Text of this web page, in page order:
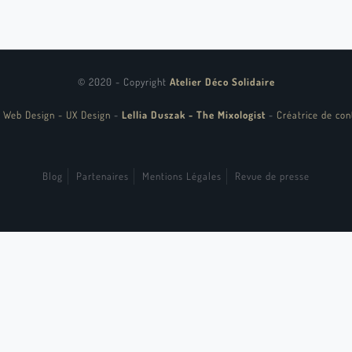
© 2020 - Copyright Atelier Déco Solidaire
Design - UX Design - Lellia Duszak - The Mixologist - Créatrice de
Blog Partenaires Mentions Légales Revue de presse